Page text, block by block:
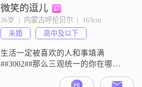
携手走过后半生##3002##我已退
休，可以去男方的城市，希望在这
里找到与我相伴一生的老伴
##3002##
微笑的逗儿
36岁  |  内蒙古呼伦贝尔  |  163cm
未婚
高中及以下
生活一定被喜欢的人和事填满
##3002##那么三观统一的你在哪